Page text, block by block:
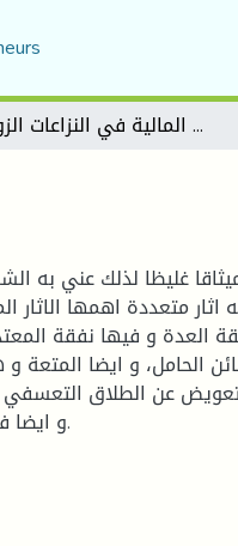
الجزاءات المالية في النزاعات الزوجية
ميثاقا غليظا لذلك عني به
اثار متعددة اهمها الاثار
و فيها نفقة
الحامل، و ايضا
عن الطلاق
و ايضا